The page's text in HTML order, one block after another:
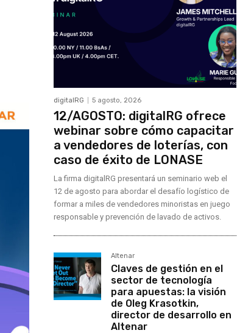
digitalRG 5 agosto, 2026
12/AGOSTO: digitalRG ofrece
webinar sobre cómo capacitar
a vendedores de loterías, con
caso de éxito de LONASE
La firma digitalRG presentará un seminario web el
12 de agosto para abordar el desafío logístico de
formar a miles de vendedores minoristas en juego
responsable y prevención de lavado de activos.
Altenar
Claves de gestión en el
sector de tecnología
para apuestas: la visión
de Oleg Krasotkin,
director de desarrollo en
Altenar